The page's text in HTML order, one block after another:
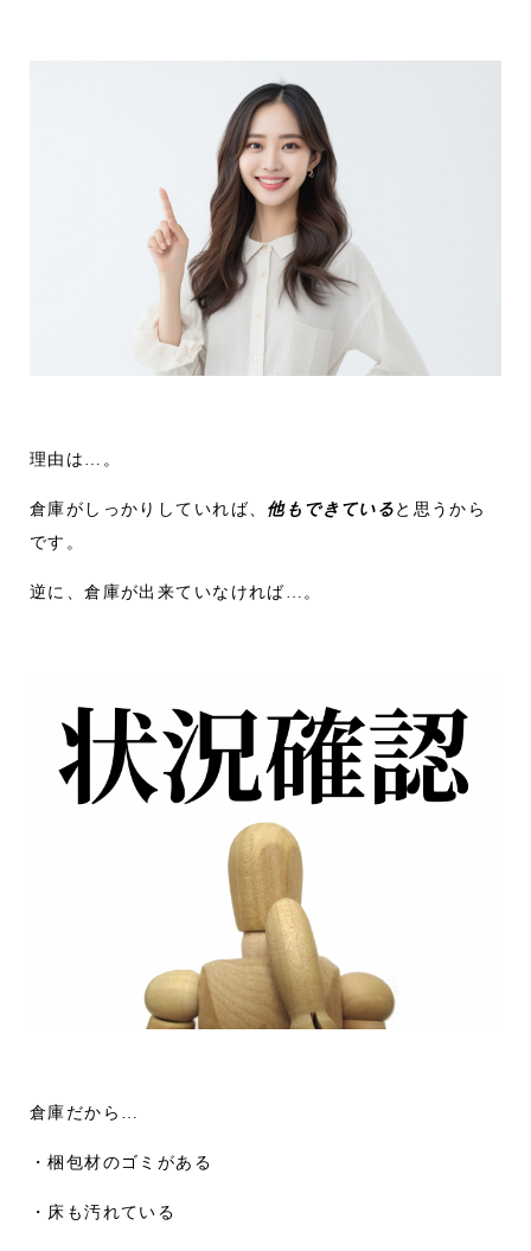
理由は…。
倉庫がしっかりしていれば、 他もできていると思うから
です。
逆に、倉庫が出来ていなければ…。
倉庫だから…
・梱包材のゴミがある
・床も汚れている